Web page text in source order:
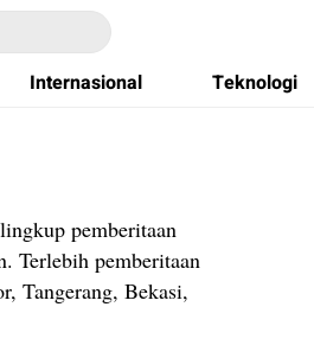
Internasional Teknologi
pemberitaan
Terlebih pemberitaan
Tangerang, Bekasi,